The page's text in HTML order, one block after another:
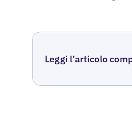
Leggi l’articolo